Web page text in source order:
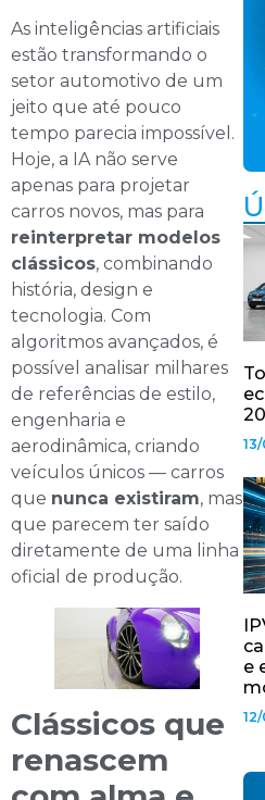
As inteligências artificiais
estão transformando o
setor automotivo de um
jeito que até pouco
tempo parecia impossível.
Hoje, a IA não serve
apenas para projetar
carros novos, mas para
reinterpretar modelos
clássicos, combinando
história, design e
tecnologia. Com
algoritmos avançados, é
possível analisar milhares
de referências de estilo,
engenharia e
aerodinâmica, criando
veículos únicos — carros
que nunca existiram, mas
que parecem ter saído
diretamente de uma linha
oficial de produção.
Clássicos que
renascem
e